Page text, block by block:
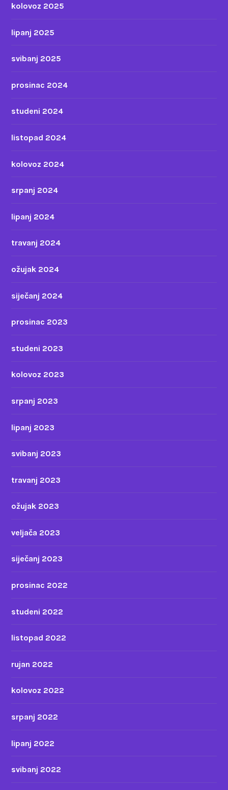
kolovoz 2025
lipanj 2025
svibanj 2025
prosinac 2024
studeni 2024
listopad 2024
kolovoz 2024
srpanj 2024
lipanj 2024
travanj 2024
ožujak 2024
siječanj 2024
prosinac 2023
studeni 2023
kolovoz 2023
srpanj 2023
lipanj 2023
svibanj 2023
travanj 2023
ožujak 2023
veljača 2023
siječanj 2023
prosinac 2022
studeni 2022
listopad 2022
rujan 2022
kolovoz 2022
srpanj 2022
lipanj 2022
svibanj 2022